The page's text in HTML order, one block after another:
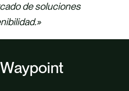
de soluciones